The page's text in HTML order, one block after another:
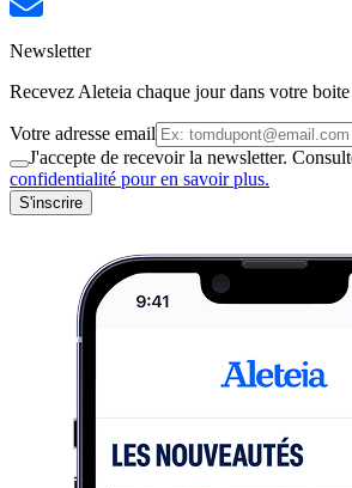
Newsletter
Recevez Aleteia chaque jour dans votre
Votre adresse email
J'accepte de recevoir la newsletter.
confidentialité pour en savoir plus.
S'inscrire